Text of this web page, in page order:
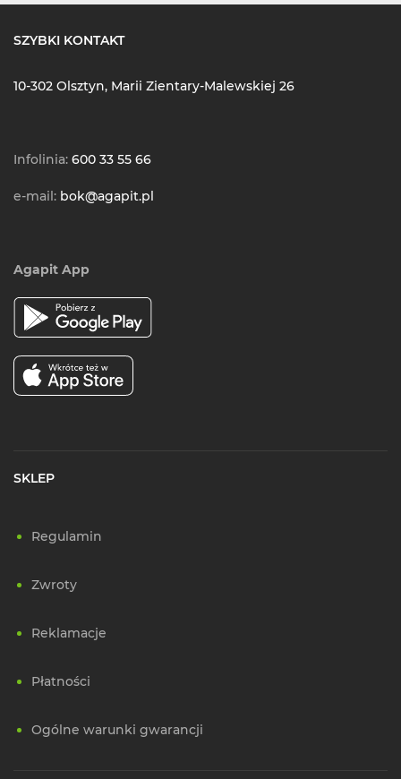
SZYBKI KONTAKT
10-302 Olsztyn, Marii Zientary-Malewskiej 26
Infolinia: 600 33 55 66
e-mail: bok@agapit.pl
Agapit App
SKLEP
Regulamin
Zwroty
Reklamacje
Płatności
Ogólne warunki gwarancji